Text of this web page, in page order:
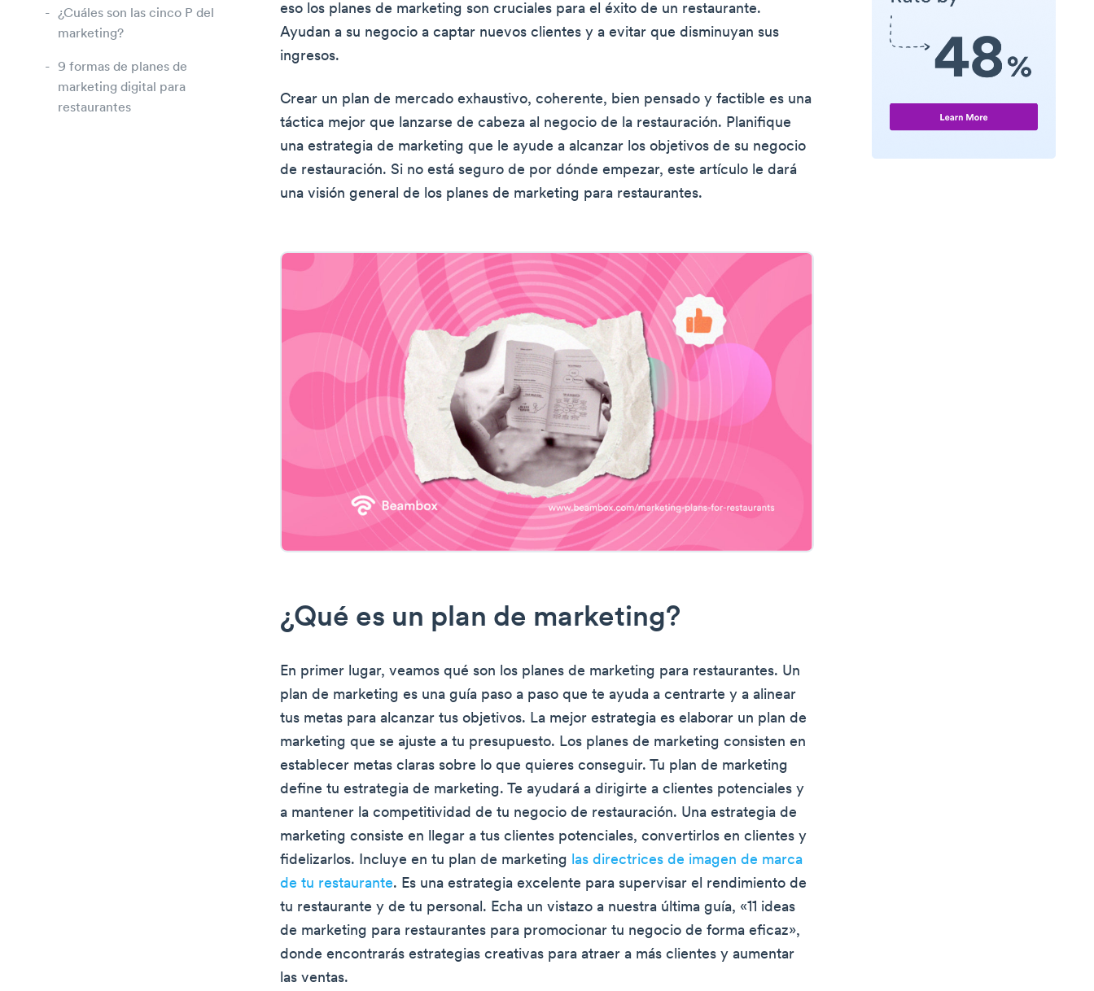
¿Cuáles son las cinco P del
marketing?
9 formas de planes de
marketing digital para
restaurantes
eso los planes de marketing son cruciales para el éxito de un restaurante.
Ayudan a su negocio a captar nuevos clientes y a evitar que disminuyan sus
ingresos.
Crear un plan de mercado exhaustivo, coherente, bien pensado y factible es una
táctica mejor que lanzarse de cabeza al negocio de la restauración. Planifique
una estrategia de marketing que le ayude a alcanzar los objetivos de su negocio
de restauración. Si no está seguro de por dónde empezar, este artículo le dará
una visión general de los planes de marketing para restaurantes.
¿Qué es un plan de marketing?
En primer lugar, veamos qué son los planes de marketing para restaurantes. Un
plan de marketing es una guía paso a paso que te ayuda a centrarte y a alinear
tus metas para alcanzar tus objetivos. La mejor estrategia es elaborar un plan de
marketing que se ajuste a tu presupuesto. Los planes de marketing consisten en
establecer metas claras sobre lo que quieres conseguir. Tu plan de marketing
define tu estrategia de marketing. Te ayudará a dirigirte a clientes potenciales y
a mantener la competitividad de tu negocio de restauración. Una estrategia de
marketing consiste en llegar a tus clientes potenciales, convertirlos en clientes y
fidelizarlos. Incluye en tu plan de marketing las directrices de imagen de marca
de tu restaurante. Es una estrategia excelente para supervisar el rendimiento de
tu restaurante y de tu personal. Echa un vistazo a nuestra última guía, «11 ideas
de marketing para restaurantes para promocionar tu negocio de forma eficaz»,
donde encontrarás estrategias creativas para atraer a más clientes y aumentar
las ventas.